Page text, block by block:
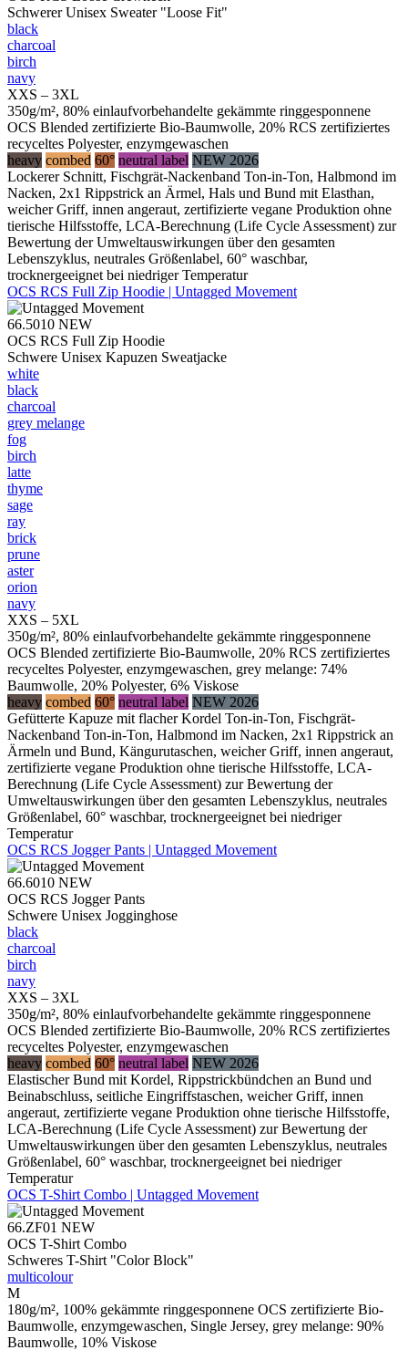
Schwerer Unisex Sweater "Loose Fit"
black
charcoal
birch
navy
XXS – 3XL
350g/m², 80% einlaufvorbehandelte gekämmte ringgesponnene
OCS Blended zertifizierte Bio-Baumwolle, 20% RCS zertifiziertes
recyceltes Polyester, enzymgewaschen
heavy combed 60° neutral label NEW 2026
Lockerer Schnitt, Fischgrät-Nackenband Ton-in-Ton, Halbmond im
Nacken, 2x1 Rippstrick an Ärmel, Hals und Bund mit Elasthan,
weicher Griff, innen angeraut, zertifizierte vegane Produktion ohne
tierische Hilfsstoffe, LCA-Berechnung (Life Cycle Assessment) zur
Bewertung der Umweltauswirkungen über den gesamten
Lebenszyklus, neutrales Größenlabel, 60° waschbar,
trocknergeeignet bei niedriger Temperatur
OCS RCS Full Zip Hoodie | Untagged Movement
66.5010 NEW
OCS RCS Full Zip Hoodie
Schwere Unisex Kapuzen Sweatjacke
white
black
charcoal
grey melange
fog
birch
latte
thyme
sage
ray
brick
prune
aster
orion
navy
XXS – 5XL
350g/m², 80% einlaufvorbehandelte gekämmte ringgesponnene
OCS Blended zertifizierte Bio-Baumwolle, 20% RCS zertifiziertes
recyceltes Polyester, enzymgewaschen, grey melange: 74%
Baumwolle, 20% Polyester, 6% Viskose
heavy combed 60° neutral label NEW 2026
Gefütterte Kapuze mit flacher Kordel Ton-in-Ton, Fischgrät-
Nackenband Ton-in-Ton, Halbmond im Nacken, 2x1 Rippstrick an
Ärmeln und Bund, Kängurutaschen, weicher Griff, innen angeraut,
zertifizierte vegane Produktion ohne tierische Hilfsstoffe, LCA-
Berechnung (Life Cycle Assessment) zur Bewertung der
Umweltauswirkungen über den gesamten Lebenszyklus, neutrales
Größenlabel, 60° waschbar, trocknergeeignet bei niedriger
Temperatur
OCS RCS Jogger Pants | Untagged Movement
66.6010 NEW
OCS RCS Jogger Pants
Schwere Unisex Jogginghose
black
charcoal
birch
navy
XXS – 3XL
350g/m², 80% einlaufvorbehandelte gekämmte ringgesponnene
OCS Blended zertifizierte Bio-Baumwolle, 20% RCS zertifiziertes
recyceltes Polyester, enzymgewaschen
heavy combed 60° neutral label NEW 2026
Elastischer Bund mit Kordel, Rippstrickbündchen an Bund und
Beinabschluss, seitliche Eingriffstaschen, weicher Griff, innen
angeraut, zertifizierte vegane Produktion ohne tierische Hilfsstoffe,
LCA-Berechnung (Life Cycle Assessment) zur Bewertung der
Umweltauswirkungen über den gesamten Lebenszyklus, neutrales
Größenlabel, 60° waschbar, trocknergeeignet bei niedriger
Temperatur
OCS T-Shirt Combo | Untagged Movement
66.ZF01 NEW
OCS T-Shirt Combo
Schweres T-Shirt "Color Block"
multicolour
M
180g/m², 100% gekämmte ringgesponnene OCS zertifizierte Bio-
Baumwolle, enzymgewaschen, Single Jersey, grey melange: 90%
Baumwolle, 10% Viskose